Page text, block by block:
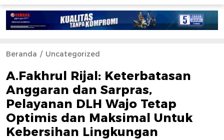
Beranda Uncategorized
A.Fakhrul Rijal: Keterbatasan
Anggaran dan Sarpras,
Pelayanan DLH Wajo Tetap
Optimis dan Maksimal Untuk
Kebersihan Lingkungan